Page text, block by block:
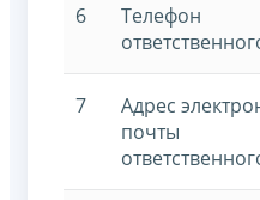
6
Телефон
7
Адрес
почты